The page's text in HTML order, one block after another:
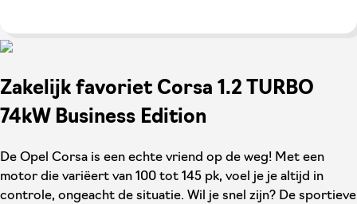
Zakelijk favoriet Corsa 1.2 TURBO
74kW Business Edition
De Opel Corsa is een echte vriend op de weg! Met een
motor die variëert van 100 tot 145 pk, voel je je altijd in
controle, ongeacht de situatie. Wil je snel zijn? De sportieve